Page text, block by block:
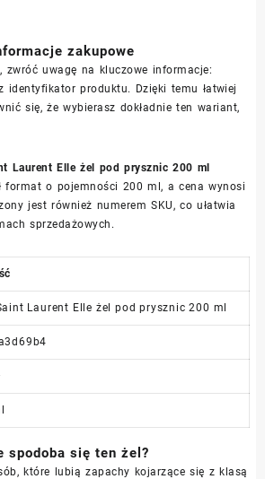
zakupowe
zwróć uwagę na kluczowe informacje:
identyfikator produktu. Dzięki temu łatwiej
się, że wybierasz dokładnie ten wariant,
Laurent Elle żel pod prysznic 200 ml
format o pojemności 200 ml, a cena wynosi
jest również numerem SKU, co ułatwia
sprzedażowych.
Laurent Elle żel pod prysznic 200 ml
spodoba się ten żel?
które lubią zapachy kojarzące się z klasą